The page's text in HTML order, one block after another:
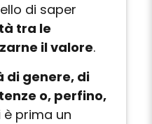
di saper
tra le
il valore.
di genere, di
o, perfino,
è prima un